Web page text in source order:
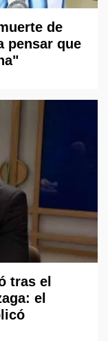
de
pensar que
tras el
el